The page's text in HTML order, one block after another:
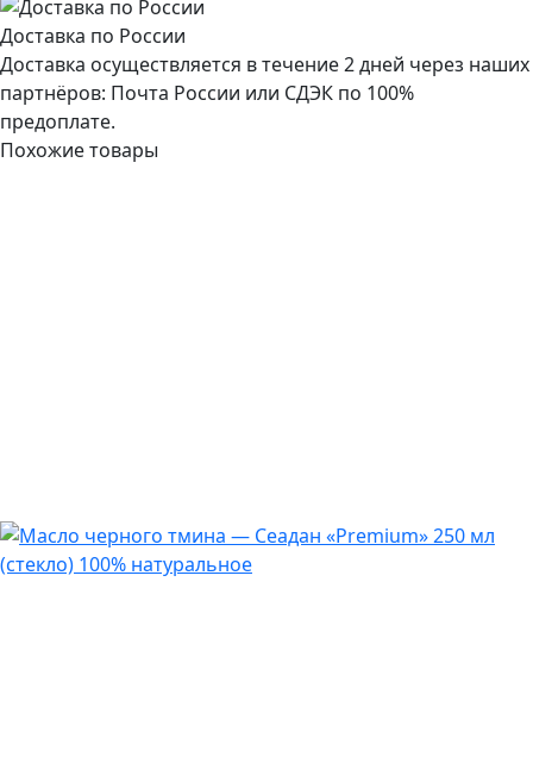
Доставка по России
Доставка осуществляется в течение 2 дней через наших
партнёров: Почта России или СДЭК по 100%
предоплате.
Похожие товары